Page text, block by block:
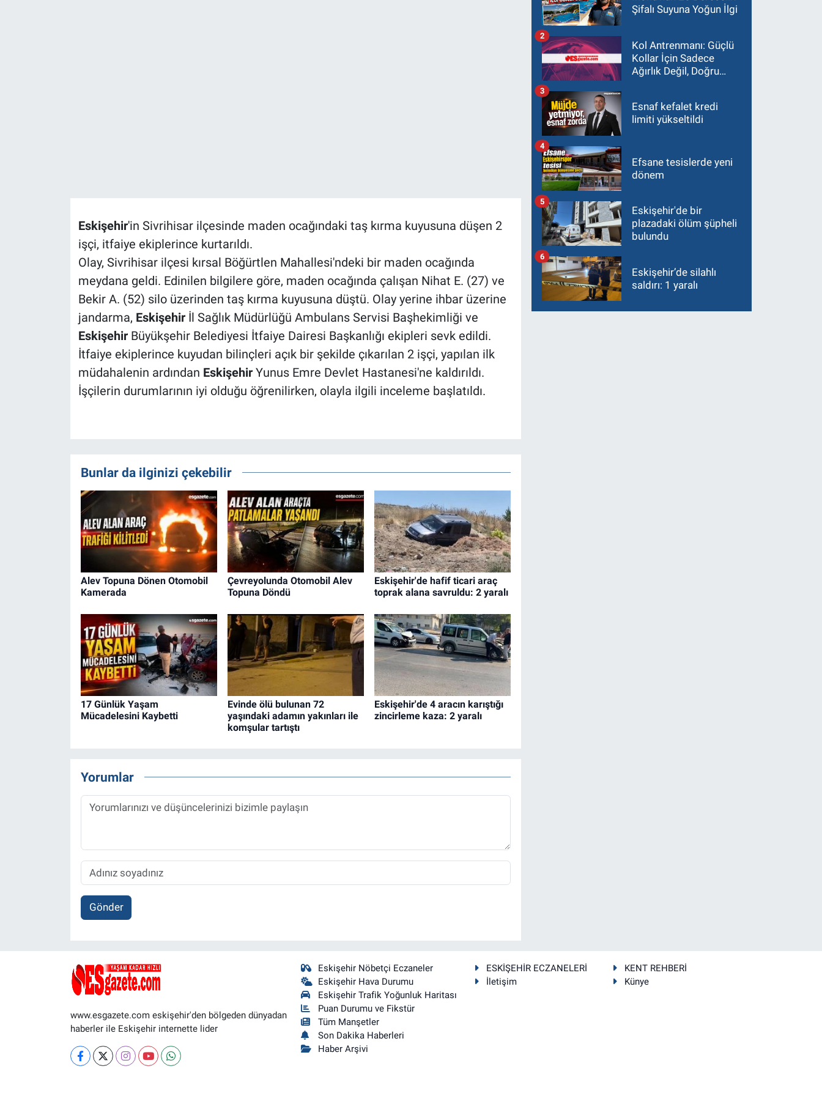
Eskişehir'in Sivrihisar ilçesinde maden ocağındaki taş kırma kuyusuna düşen 2
işçi, itfaiye ekiplerince kurtarıldı.
Olay, Sivrihisar ilçesi kırsal Böğürtlen Mahallesi'ndeki bir maden ocağında
meydana geldi. Edinilen bilgilere göre, maden ocağında çalışan Nihat E. (27) ve
Bekir A. (52) silo üzerinden taş kırma kuyusuna düştü. Olay yerine ihbar üzerine
jandarma, Eskişehirİl Sağlık Müdürlüğü Ambulans Servisi Başhekimliği ve
EskişehirBüyükşehir Belediyesi İtfaiye Dairesi Başkanlığı ekipleri sevk edildi.
İtfaiye ekiplerince kuyudan bilinçleri açık bir şekilde çıkarılan 2 işçi, yapılan ilk
müdahalenin ardından EskişehirYunus Emre Devlet Hastanesi'ne kaldırıldı.
İşçilerin durumlarının iyi olduğu öğrenilirken, olayla ilgili inceleme başlatıldı.
Bunlar da ilginizi çekebilir
Alev Topuna Dönen Otomobil
Kamerada
Çevreyolunda Otomobil Alev
Topuna Döndü
Eskişehir'de hafif ticari araç
toprak alana savruldu: 2 yaralı
17 Günlük Yaşam
Mücadelesini Kaybetti
Evinde ölü bulunan 72
yaşındaki adamın yakınları ile
komşular tartıştı
Eskişehir'de 4 aracın karıştığı
zincirleme kaza: 2 yaralı
Yorumlar
Gönder
Şifalı Suyuna Yoğun İlgi
Kol Antrenmanı: Güçlü
Kollar İçin Sadece
Ağırlık Değil, Doğru
2
Esnaf kefalet kredi
limiti yükseltildi
3
Efsane tesislerde yeni
dönem
4
Eskişehir'de bir
plazadaki ölüm şüpheli
bulundu
5
Eskişehir’de silahlı
saldırı: 1 yaralı
6
www.esgazete.com eskişehir'den bölgeden dünyadan
haberler ile Eskişehir internette lider
Eskişehir Nöbetçi Eczaneler
Eskişehir Hava Durumu
Eskişehir Trafik Yoğunluk Haritası
Puan Durumu ve Fikstür
Tüm Manşetler
Son Dakika Haberleri
Haber Arşivi
ESKİŞEHİR ECZANELERİ
KENT REHBERİ
İletişim
Künye
Bilim ve Teknoloji